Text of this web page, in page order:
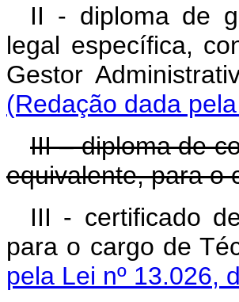
II - diploma de
legal específica,
Gestor
(Redação dada
III – diploma de
equivalente, para o
III - certificado
para o cargo
pela Lei nº 13.026,